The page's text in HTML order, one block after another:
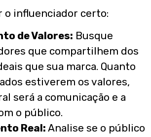
o influenciador certo:
de Valores: Busque
que compartilhem dos
que sua marca. Quanto
estiverem os valores,
será a comunicação e a
o público.
Real: Analise se o público